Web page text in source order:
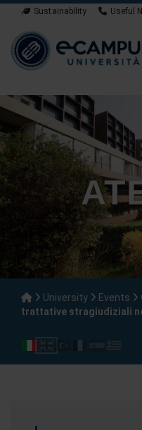
Sustainability Useful
University Events
trattative stragiudiziali